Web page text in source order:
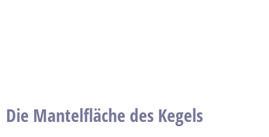
Die Mantelfläche des Kegels